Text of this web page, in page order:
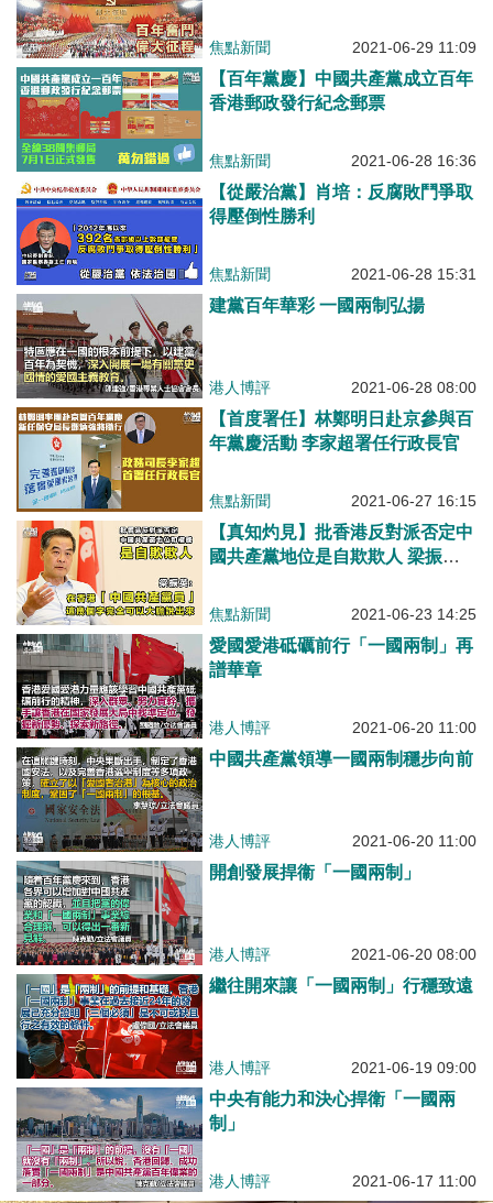
焦點新聞 2021-06-29 11:09
【百年黨慶】中國共產黨成立百年
香港郵政發行紀念郵票
焦點新聞 2021-06-28 16:36
【從嚴治黨】肖培：反腐敗鬥爭取
得壓倒性勝利
焦點新聞 2021-06-28 15:31
建黨百年華彩 一國兩制弘揚
港人博評 2021-06-28 08:00
【首度署任】林鄭明日赴京參與百
年黨慶活動 李家超署任行政長官
焦點新聞 2021-06-27 16:15
【真知灼見】批香港反對派否定中
國共產黨地位是自欺欺人 梁振
個字完全可以大膽說出來
焦點新聞 2021-06-23 14:25
愛國愛港砥礪前行「一國兩制」再
譜華章
港人博評 2021-06-20 11:00
中國共產黨領導一國兩制穩步向前
港人博評 2021-06-20 11:00
開創發展捍衞「一國兩制」
港人博評 2021-06-20 08:00
繼往開來讓「一國兩制」行穩致遠
港人博評 2021-06-19 09:00
中央有能力和決心捍衛「一國兩
制」
港人博評 2021-06-17 11:00